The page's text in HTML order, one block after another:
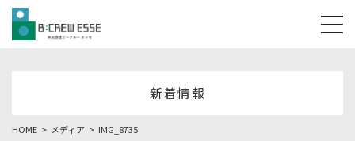
新着情報
HOME メディア IMG_8735